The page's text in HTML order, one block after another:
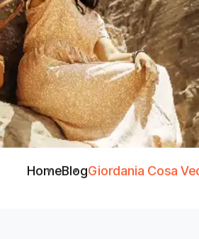
HomeBlogGiordania Cosa